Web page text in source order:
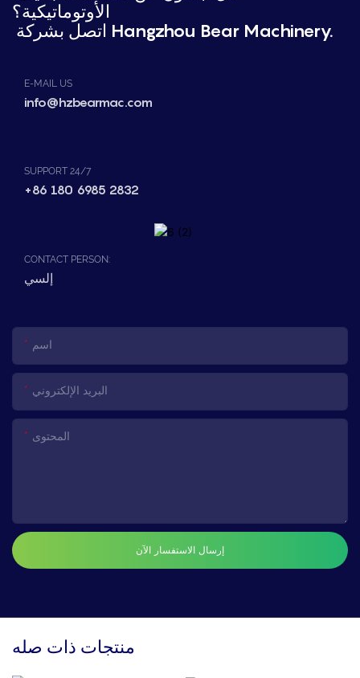
الأوتوماتيكية؟
اتصل بشركة Hangzhou Bear Machinery.
E-MAIL US
info@hzbearmac.com
SUPPORT 24/7
+86 180 6985 2832
CONTACT PERSON:
إلسي
اسم
البريد الإلكتروني
المحتوى
إرسال الاستفسار الآن
منتجات ذات صله